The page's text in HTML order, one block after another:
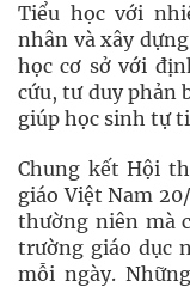
Tiểu học với
nhân và xây
học cơ sở với
cứu, tư duy phản
giúp học sinh tự
Chung kết Hội
giáo Việt Nam
thường niên mà
trường giáo dục
mỗi ngày.